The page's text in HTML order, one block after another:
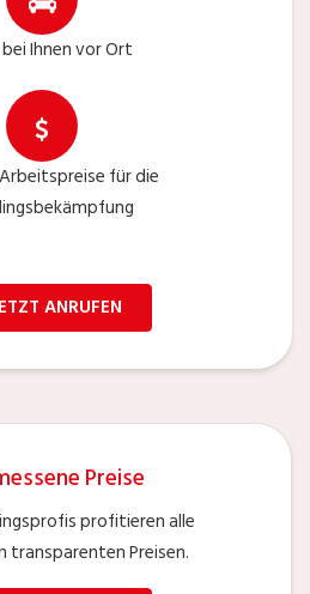
Ihnen vor Ort
für die
ANRUFEN
Preise
profitieren alle
transparenten Preisen.